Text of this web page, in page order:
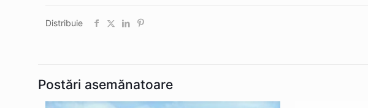
Distribuie
Postări asemănatoare